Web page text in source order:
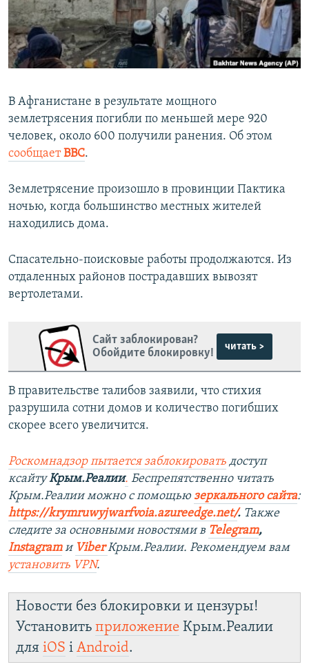
ПОБЕДИТЕЛЕЙ НЕ СУДЯТ?
КРЫМ.НЕПОКОРЕННЫЙ
ELIFBE
ПРИСОЕДИНЯЙТЕСЬ!
Все сайты RFE/RL
В Афганистане в результате мощного
землетрясения погибли по меньшей мере 920
человек, около 600 получили ранения. Об этом
сообщаетВВС.
Землетрясение произошло в провинции Пактика
ночью, когда большинство местных жителей
находились дома.
Спасательно-поисковые работы продолжаются. Из
отдаленных районов пострадавших вывозят
вертолетами.
Сайт заблокирован?
Обойдите блокировку!
читать >
В правительстве талибов заявили, что стихия
разрушила сотни домов и количество погибших
скорее всего увеличится.
Роскомнадзор пытается заблокировать доступ
ксайтуКрым.Реалии. Беспрепятственно читать
Крым.Реалии можно с помощью зеркального сайта:
https://krymruwyjwarfvoia.azureedge.net/. Также
следите за основными новостями в Telegram,
Instagram и ViberКрым.Реалии. Рекомендуем вам
установить VPN.
Новости без блокировки и цензуры!
Установить приложение Крым.Реалии
для iOS і Android.